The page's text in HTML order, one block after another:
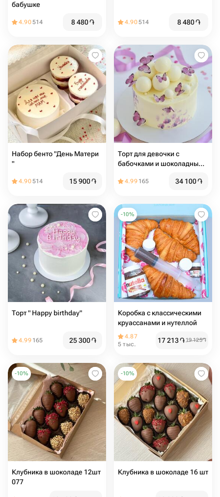
бабушке
4.90514 8 480֏ 4.90514 8 480֏
Набор бенто "День Матери
"
4.90514 15 900֏
Торт для девочки с
бабочками и шоколадными
4.99 165 34 100֏
Торт " Happy birthday"
4.99 165 25 300֏
-10%
Коробка с классическими
круассанами и нутеллой
4.87
5 тыс.
17 213֏19 125֏
-10%
Клубника в шоколаде 12шт
077
-10%
Клубника в шоколаде 16 шт